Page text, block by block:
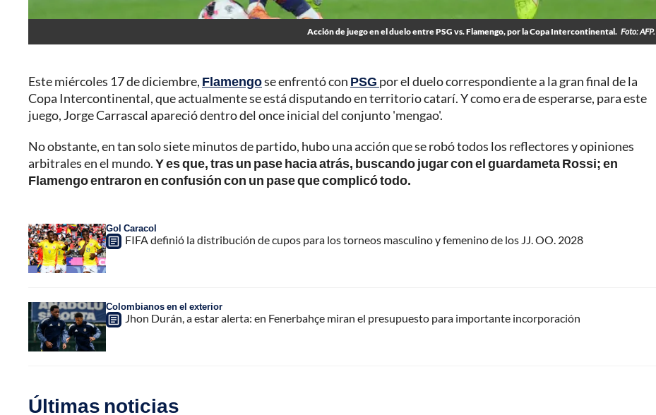
Acción de juego en el duelo entre PSG vs. Flamengo, por la Copa Intercontinental. Foto: AFP.
Este miércoles 17 de diciembre, Flamengose enfrentó con PSG por el duelo correspondiente a la gran final de la
Copa Intercontinental, que actualmente se está disputando en territorio catarí. Y como era de esperarse, para este
juego, Jorge Carrascal apareció dentro del once inicial del conjunto 'mengao'.
No obstante, en tan solo siete minutos de partido, hubo una acción que se robó todos los reflectores y opiniones
arbitrales en el mundo.Y es que, tras un pase hacia atrás, buscando jugar con el guardameta Rossi; en
Flamengo entraron en confusión con un pase que complicó todo.
Gol Caracol
FIFA definió la distribución de cupos para los torneos masculino y femenino de los JJ. OO. 2028
Colombianos en el exterior
Jhon Durán, a estar alerta: en Fenerbahçe miran el presupuesto para importante incorporación
Últimas noticias